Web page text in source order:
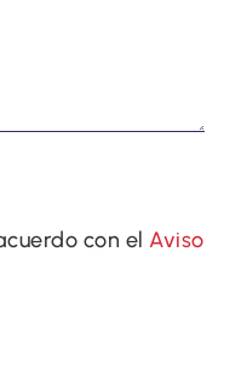
con el Aviso